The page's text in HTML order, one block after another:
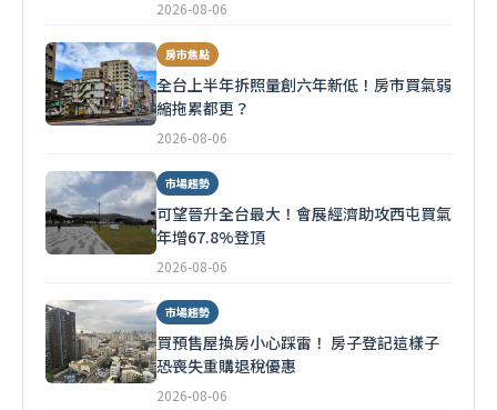
2026-08-06
房市焦點
全台上半年拆照量創六年新低！房市買氣弱
縮拖累都更？
2026-08-06
市場趨勢
可望晉升全台最大！會展經濟助攻西屯買氣
年增67.8%登頂
2026-08-06
市場趨勢
買預售屋換房小心踩雷！ 房子登記這樣子
恐喪失重購退稅優惠
2026-08-06